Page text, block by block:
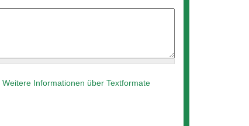
Weitere Informationen über Textformate